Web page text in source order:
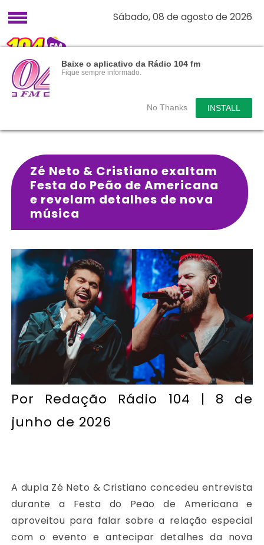
Baixe o aplicativo da Rádio 104 fm
Fique sempre informado.
No Thanks INSTALL
Sábado, 08 de agosto de 2026
Zé Neto & Cristiano exaltam
Festa do Peão de Americana
e revelam detalhes de nova
música
Por Redação Rádio 104 | 8 de
junho de 2026
A dupla Zé Neto & Cristiano concedeu entrevista
durante a Festa do Peão de Americana e
aproveitou para falar sobre a relação especial
com o evento e antecipar detalhes da nova